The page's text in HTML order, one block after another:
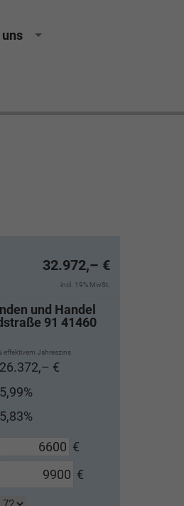
Jahreswagen
32.972,– €
incl. 19% MwSt.
und Handel
91 41460
effektivem Jahreszins.
26.372,– €
5,99%
5,83%
€
€